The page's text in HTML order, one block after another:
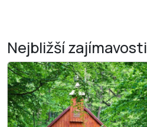
Nejbližšízajímavosti